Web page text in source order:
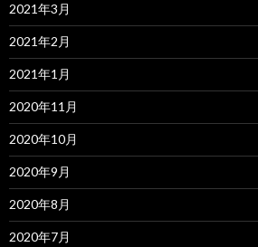
2021年3月
2021年2月
2021年1月
2020年11月
2020年10月
2020年9月
2020年8月
2020年7月